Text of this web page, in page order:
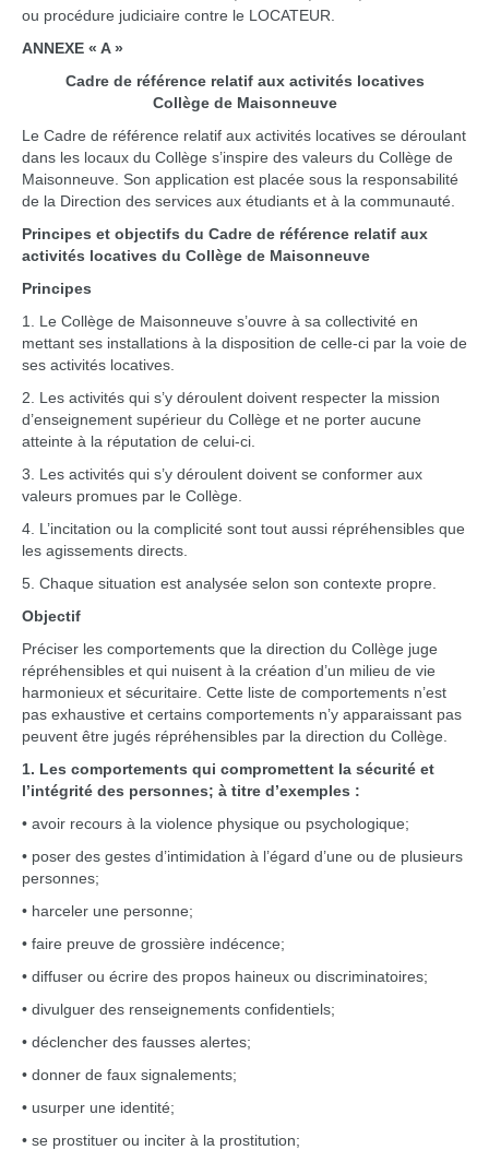
ou procédure judiciaire contre le LOCATEUR.
ANNEXE « A »
Cadre de référence relatif aux activités locatives
Collège de Maisonneuve
Le Cadre de référence relatif aux activités locatives se déroulant
dans les locaux du Collège s’inspire des valeurs du Collège de
Maisonneuve. Son application est placée sous la responsabilité
de la Direction des services aux étudiants et à la communauté.
Principes et objectifs du Cadre de référence relatif aux
activités locatives du Collège de Maisonneuve
Principes
1. Le Collège de Maisonneuve s’ouvre à sa collectivité en
mettant ses installations à la disposition de celle-ci par la voie de
ses activités locatives.
2. Les activités qui s’y déroulent doivent respecter la mission
d’enseignement supérieur du Collège et ne porter aucune
atteinte à la réputation de celui-ci.
3. Les activités qui s’y déroulent doivent se conformer aux
valeurs promues par le Collège.
4. L’incitation ou la complicité sont tout aussi répréhensibles que
les agissements directs.
5. Chaque situation est analysée selon son contexte propre.
Objectif
Préciser les comportements que la direction du Collège juge
répréhensibles et qui nuisent à la création d’un milieu de vie
harmonieux et sécuritaire. Cette liste de comportements n’est
pas exhaustive et certains comportements n’y apparaissant pas
peuvent être jugés répréhensibles par la direction du Collège.
1. Les comportements qui compromettent la sécurité et
l’intégrité des personnes; à titre d’exemples :
• avoir recours à la violence physique ou psychologique;
• poser des gestes d’intimidation à l’égard d’une ou de plusieurs
personnes;
• harceler une personne;
• faire preuve de grossière indécence;
• diffuser ou écrire des propos haineux ou discriminatoires;
• divulguer des renseignements confidentiels;
• déclencher des fausses alertes;
• donner de faux signalements;
• usurper une identité;
• se prostituer ou inciter à la prostitution;